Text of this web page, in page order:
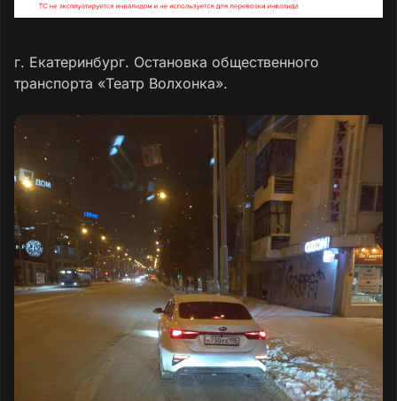
г. Екатеринбург. Остановка общественного
транспорта «Театр Волхонка».